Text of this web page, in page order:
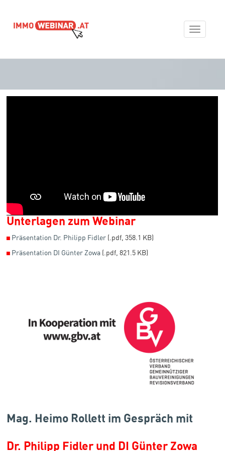
Unterlagen zum Webinar
◼ Präsentation Dr. Philipp Fidler (.pdf, 358.1 KB)
◼ Präsentation DI Günter Zowa (.pdf, 821.5 KB)
Mag. Heimo Rollett im Gespräch mit
Dr. Philipp Fidler und DI Günter Zowa